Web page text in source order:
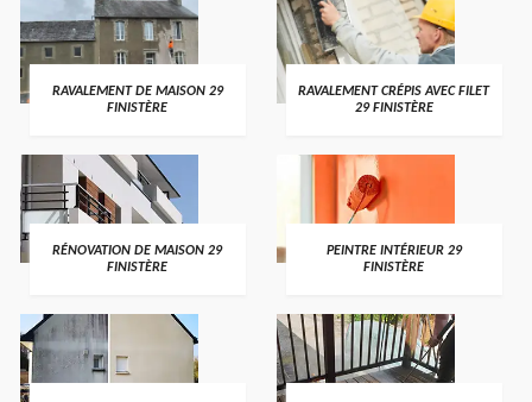
RAVALEMENT DE MAISON 29
FINISTÈRE
RAVALEMENT CRÉPIS AVEC FILET
29 FINISTÈRE
RÉNOVATION DE MAISON 29
FINISTÈRE
PEINTRE INTÉRIEUR 29
FINISTÈRE